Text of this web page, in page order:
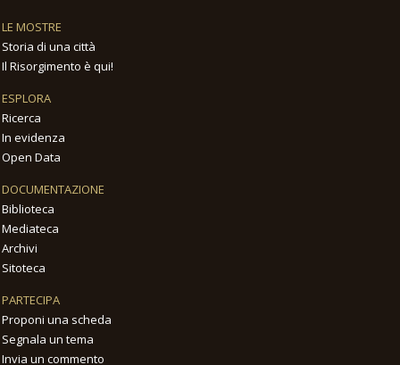
LE MOSTRE
Storia di una città
Il Risorgimento è qui!
ESPLORA
Ricerca
In evidenza
Open Data
DOCUMENTAZIONE
Biblioteca
Mediateca
Archivi
Sitoteca
PARTECIPA
Proponi una scheda
Segnala un tema
Invia un commento